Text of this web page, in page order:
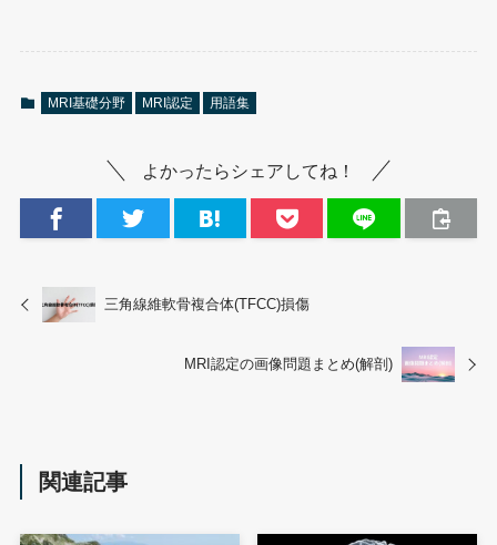
MRI基礎分野 MRI認定 用語集
よかったらシェアしてね！
三角線維軟骨複合体(TFCC)損傷
MRI認定の画像問題まとめ(解剖)
関連記事